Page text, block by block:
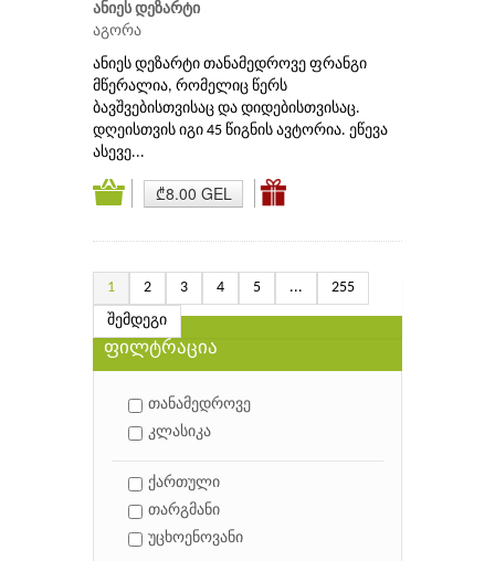
ანიეს დეზარტი
აგორა
ანიეს დეზარტი თანამედროვე ფრანგი
მწერალია, რომელიც წერს
ბავშვებისთვისაც და დიდებისთვისაც.
დღეისთვის იგი 45 წიგნის ავტორია. ეწევა
ასევე...
₾8.00 GEL
1 2 3 4 5 ...
255
შემდეგი
ფილტრაცია
თანამედროვე
კლასიკა
ქართული
თარგმანი
უცხოენოვანი